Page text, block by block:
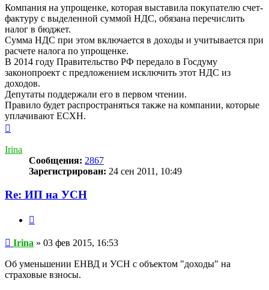
Компания на упрощенке, которая выставила покупателю счет-
фактуру с выделенной суммой НДС, обязана перечислить
налог в бюджет.
Сумма НДС при этом включается в доходы и учитывается при
расчете налога по упрощенке.
В 2014 году Правительство РФ передало в Госдуму
законопроект с предложением исключить этот НДС из
доходов.
Депутаты поддержали его в первом чтении.
Правило будет распространяться также на компании, которые
уплачивают ЕСХН.
началу
Irina
Сообщения: 2867
Зарегистрирован: 24 сен 2011, 10:49
Re: ИП на УСН
Сообщение
Irina » 03 фев 2015, 16:53
Об уменьшении ЕНВД и УСН с объектом "доходы" на
страховые взносы.